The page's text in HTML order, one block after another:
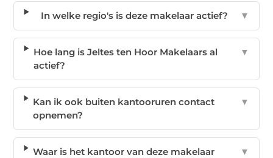
In welke regio's is deze makelaar actief? ▼
Hoe lang is Jeltes ten Hoor Makelaars al
actief?
▼
Kan ik ook buiten kantooruren contact
opnemen?
▼
Waar is het kantoor van deze makelaar
▼